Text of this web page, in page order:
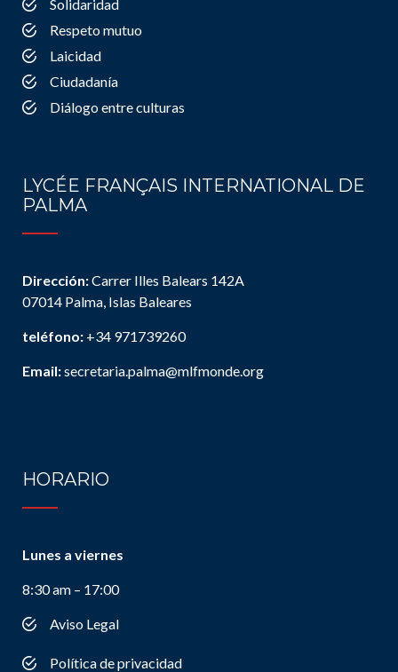
Solidaridad
Respeto mutuo
Laicidad
Ciudadanía
Diálogo entre culturas
LYCÉE FRANÇAIS INTERNATIONAL DE
PALMA
Dirección:Carrer Illes Balears 142A
07014 Palma, Islas Baleares
teléfono: +34 971739260
Email:secretaria.palma@mlfmonde.org
HORARIO
Lunes a viernes
8:30 am – 17:00
Aviso Legal
Política de privacidad